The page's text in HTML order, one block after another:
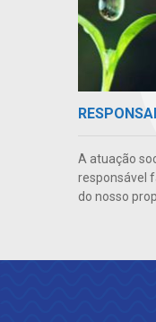
A atuação
responsável
do nosso